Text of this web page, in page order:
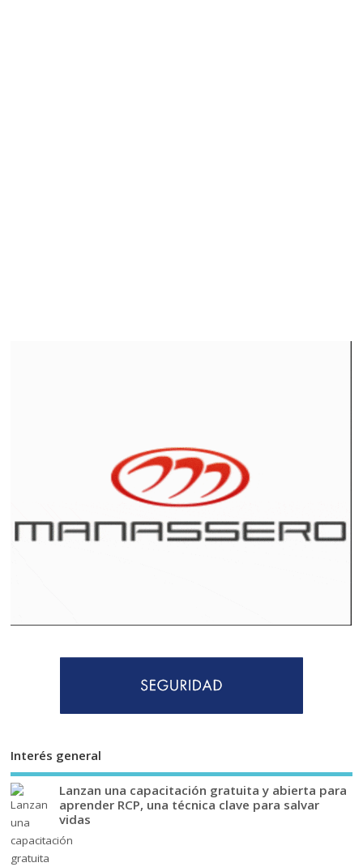
Interés general
Lanzan una capacitación gratuita y abierta para
aprender RCP, una técnica clave para salvar
vidas